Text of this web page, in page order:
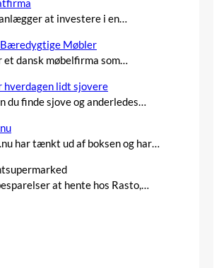
at investere i en…
Bæredygtige Møbler
dansk møbelfirma som…
hverdagen lidt sjovere
du finde sjove og anderledes…
har tænkt ud af boksen og har…
at hente hos Rasto,…